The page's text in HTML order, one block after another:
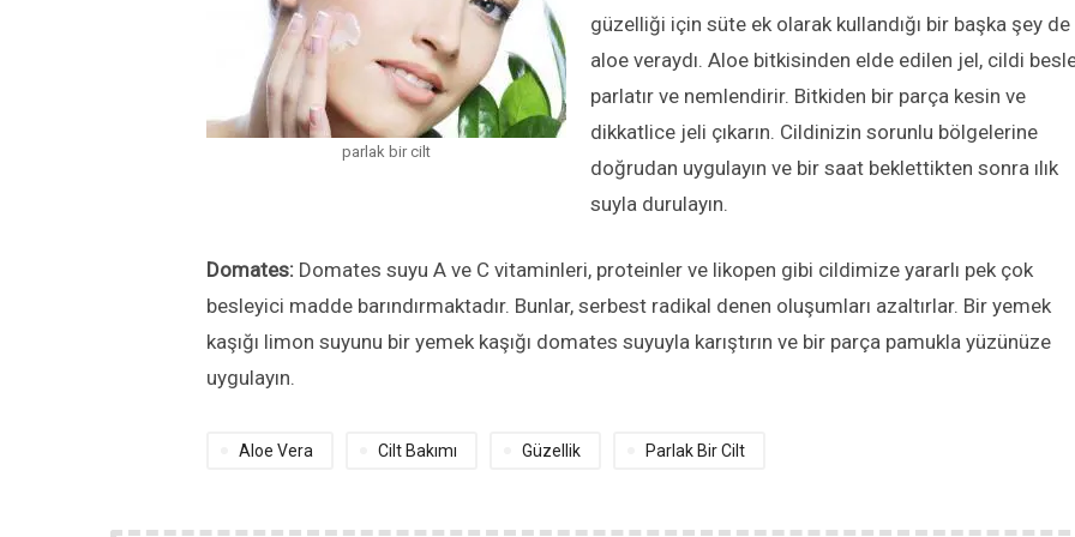
parlak bir cilt
güzelliği için süte ek olarak kullandığı bir başka şey de
aloe veraydı. Aloe bitkisinden elde edilen jel, cildi
parlatır ve nemlendirir. Bitkiden bir parça kesin ve
dikkatlice jeli çıkarın. Cildinizin sorunlu bölgelerine
doğrudan uygulayın ve bir saat beklettikten sonra ılık
suyla durulayın.
Domates: Domates suyu A ve C vitaminleri, proteinler ve likopen gibi cildimize yararlı pek çok
besleyici madde barındırmaktadır. Bunlar, serbest radikal denen oluşumları azaltırlar. Bir yemek
kaşığı limon suyunu bir yemek kaşığı domates suyuyla karıştırın ve bir parça pamukla yüzünüze
uygulayın.
Aloe Vera Cilt Bakımı Güzellik Parlak Bir Cilt